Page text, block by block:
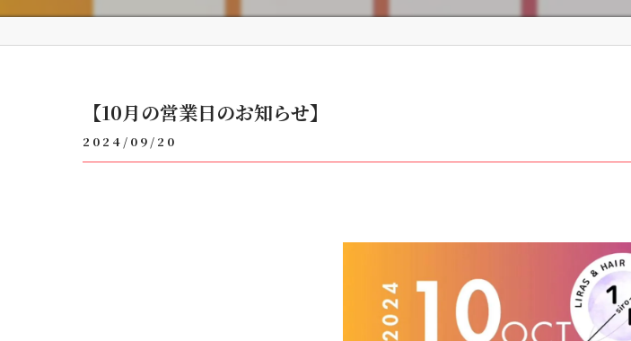
【10月の営業日のお知らせ】
2024/09/20